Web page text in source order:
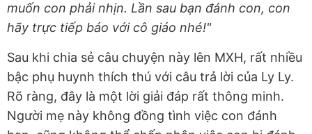
muốn con phải nhịn. Lần sau bạn đánh con, con
hãy trực tiếp báo với cô giáo nhé!"
Sau khi chia sẻ câu chuyện này lên MXH, rất nhiều
bậc phụ huynh thích thú với câu trả lời của Ly Ly.
Rõ ràng, đây là một lời giải đáp rất thông minh.
Người mẹ này không đồng tình việc con đánh